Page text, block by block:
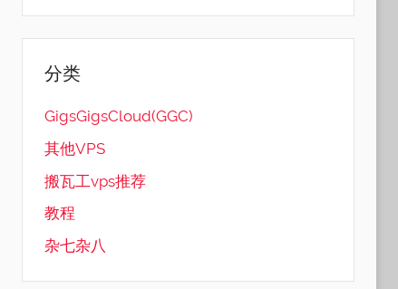
分类
GigsGigsCloud(GGC)
其他VPS
搬瓦工vps推荐
教程
杂七杂八